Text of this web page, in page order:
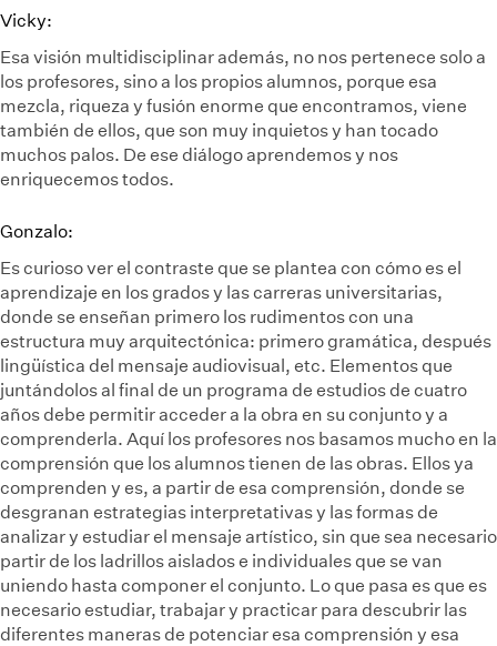
Vicky:
Esa visión multidisciplinar además, no nos pertenece solo a
los profesores, sino a los propios alumnos, porque esa
mezcla, riqueza y fusión enorme que encontramos, viene
también de ellos, que son muy inquietos y han tocado
muchos palos. De ese diálogo aprendemos y nos
enriquecemos todos.
Gonzalo:
Es curioso ver el contraste que se plantea con cómo es el
aprendizaje en los grados y las carreras universitarias,
donde se enseñan primero los rudimentos con una
estructura muy arquitectónica: primero gramática, después
lingüística del mensaje audiovisual, etc. Elementos que
juntándolos al final de un programa de estudios de cuatro
años debe permitir acceder a la obra en su conjunto y a
comprenderla. Aquí los profesores nos basamos mucho en la
comprensión que los alumnos tienen de las obras. Ellos ya
comprenden y es, a partir de esa comprensión, donde se
desgranan estrategias interpretativas y las formas de
analizar y estudiar el mensaje artístico, sin que sea necesario
partir de los ladrillos aislados e individuales que se van
uniendo hasta componer el conjunto. Lo que pasa es que es
necesario estudiar, trabajar y practicar para descubrir las
diferentes maneras de potenciar esa comprensión y esa